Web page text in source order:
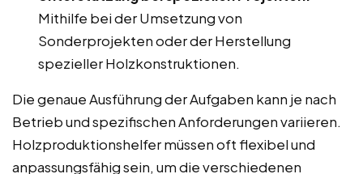
Mithilfe bei der Umsetzung von
Sonderprojekten oder der Herstellung
spezieller Holzkonstruktionen.
Die genaue Ausführung der Aufgaben kann je nach
Betrieb und spezifischen Anforderungen variieren.
Holzproduktionshelfer müssen oft flexibel und
anpassungsfähig sein, um die verschiedenen